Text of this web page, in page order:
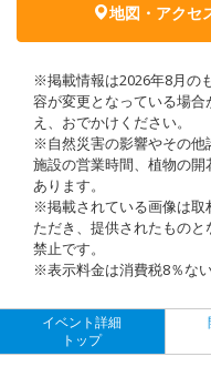
地図・アクセ
※掲載情報は2026年8月の
容が変更となっている場
え、おでかけください。
※自然災害の影響やその他
施設の営業時間、植物の
あります。
※掲載されている画像は取
ただき、提供されたもの
禁止です。
※表示料金は消費税8％な
イベント詳細
トップ